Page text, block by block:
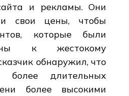
и рекламы. Они
свои цены, чтобы
которые были
к жестокому
обнаружил, что
более длительных
более высокими